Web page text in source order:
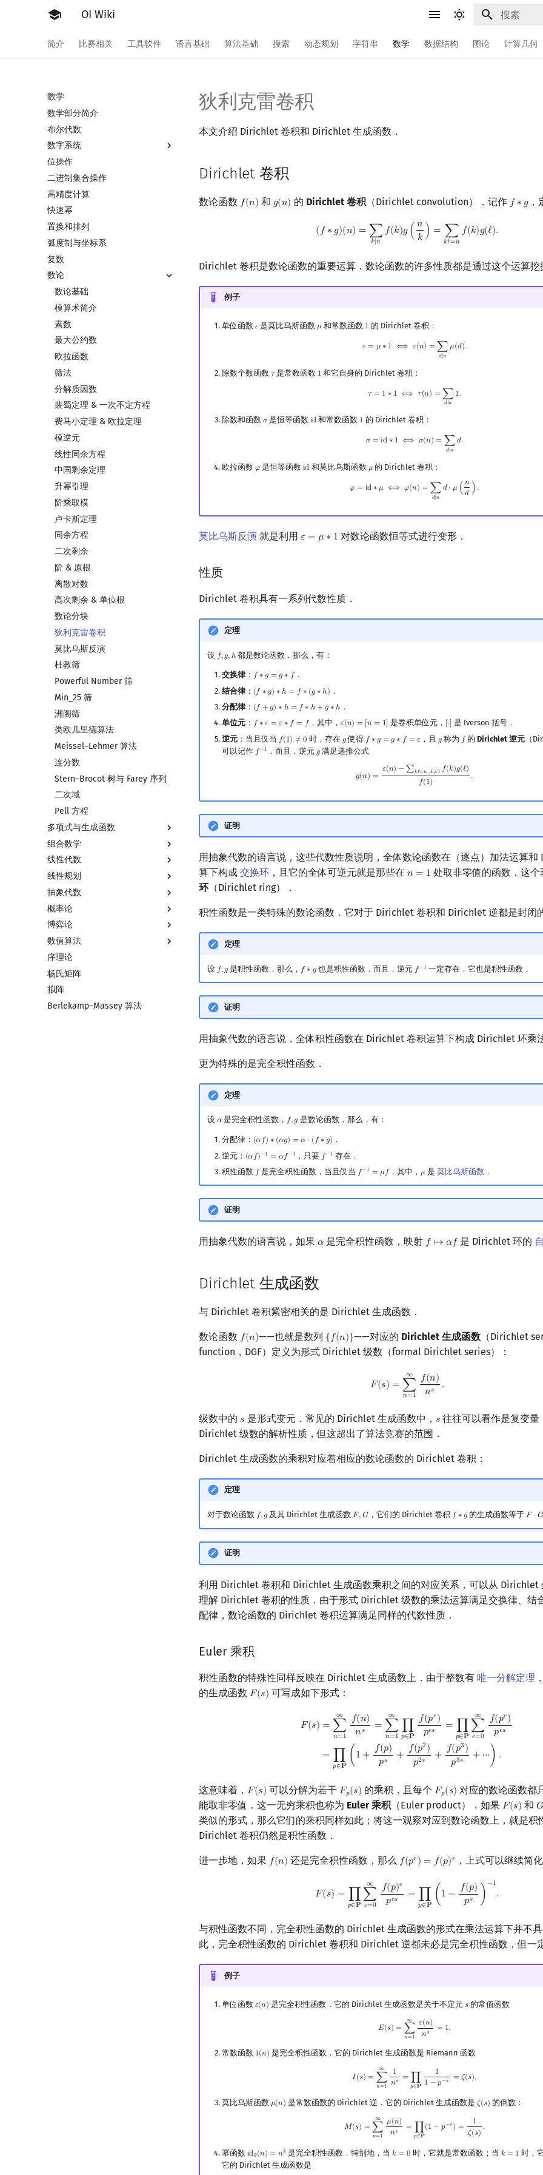
OI Wiki
简介 比赛相关 工具软件 语言基础 算法基础 搜索 动态规划 字符串 数学 数据结构 图论 计算几何
数学
数学部分简介
布尔代数
数字系统
数字系统简介
进位制
平衡三进制
格雷码
位操作
二进制集合操作
高精度计算
快速幂
置换和排列
弧度制与坐标系
复数
数论
数论基础
模算术简介
素数
最大公约数
欧拉函数
筛法
分解质因数
裴蜀定理 & 一次不定方程
费马小定理 & 欧拉定理
模逆元
线性同余方程
中国剩余定理
升幂引理
阶乘取模
卢卡斯定理
同余方程
二次剩余
阶 & 原根
离散对数
高次剩余 & 单位根
数论分块
狄利克雷卷积
莫比乌斯反演
杜教筛
Powerful Number 筛
Min_25 筛
洲阁筛
类欧几里德算法
Meissel–Lehmer 算法
连分数
Stern–Brocot 树与 Farey 序列
二次域
Pell 方程
多项式与生成函数
多项式与生成函数简介
代数基本定理
快速傅里叶变换
快速数论变换
快速沃尔什变换
Chirp Z 变换
多项式牛顿迭代
多项式多点求值|快速插值
多项式初等函数
常系数齐次线性递推
多项式平移|连续点值平移
组合数学
排列组合
抽屉原理
容斥原理
斐波那契数列
错位排列
卡特兰数
斯特林数
贝尔数
伯努利数
Entringer Number
线性代数
线性代数简介
向量
内积和外积
矩阵
初等变换
行列式
线性空间
线性基
线性映射
线性规划
线性规划基础
单纯形法
抽象代数
基本概念
群论
环论
域论
Schreier–Sims 算法
概率论
基本概念
条件概率与独立性
随机变量
随机变量的数字特征
概率不等式
博弈论
博弈论简介
公平组合游戏
零和游戏
非公平组合游戏
数值算法
插值
数值积分
高斯消元
牛顿迭代法
序理论
杨氏矩阵
拟阵
Berlekamp–Massey 算法
狄利克雷卷积
本文介绍 Dirichlet 卷积和 Dirichlet 生成函数．
Dirichlet 卷积
数论函数 𝑓(𝑛)
f(n) 和 𝑔(𝑛)
g(n) 的 Dirichlet 卷积（Dirichlet convolution），记作 𝑓 ∗𝑔
f∗g
(𝑓 ∗𝑔)(𝑛) = ∑
𝑘∣𝑛
𝑓(𝑘)𝑔( 𝑛
𝑘 ) = ∑
𝑘ℓ=𝑛
𝑓(𝑘)𝑔(ℓ).
( f∗g)( n)= ∑k∣ nf(k)g (n k) = kℓ =nf( )g(ℓ).
Dirichlet 卷积是数论函数的重要运算．数论函数的许多性质都是通过这个运算挖
例子
单位函数 𝜀
ε是莫比乌斯函数 𝜇
μ 和常数函数 1
1 的 Dirichlet 卷积：
𝜀 = 𝜇∗ 1 ⟺ 𝜀(𝑛) = ∑
𝑑∣𝑛
𝜇(𝑑).
ε =μ∗ ⟺ (n)=∑ d∣ nμ(d).
除数个数函数 𝜏
τ是常数函数 1
1 和它自身的 Dirichlet 卷积：
𝜏 = 1 ∗ 1 ⟺ 𝜏(𝑛) = ∑
𝑑∣𝑛
1.
τ = 1∗ ⟺ (n)=∑ d∣ n1.
除数和函数 𝜎
σ是恒等函数 id
id 和常数函数 1
1 的 Dirichlet 卷积：
𝜎 = id ∗ 1 ⟺ 𝜎(𝑛) = ∑
𝑑∣𝑛
𝑑.
σ =id∗ ⟺ (n)=∑ d∣ nd.
欧拉函数 𝜑
φ是恒等函数 id
id 和莫比乌斯函数 𝜇
μ的 Dirichlet 卷积：
𝜑 = id ∗𝜇 ⟺ 𝜑(𝑛) = ∑
𝑑∣𝑛
𝑑⋅ 𝜇 ( 𝑛
𝑑 ) .
φ= id ∗ μ⟺ φ(n) =∑d∣nd ⋅μ n d) .
莫比乌斯反演 就是利用 𝜀 = 𝜇 ∗ 1
ε =μ ∗1 对数论函数恒等式进行变形．
性质
Dirichlet 卷积具有一系列代数性质．
定理
设 𝑓,𝑔,ℎ
f,g,h 都是数论函数．那么，有：
交换律： 𝑓 ∗𝑔 = 𝑔 ∗ 𝑓
f∗g= g∗f
．
结合律： (𝑓 ∗𝑔) ∗ℎ = 𝑓 ∗ (𝑔 ∗ℎ)
(f∗g)∗h= ∗ (g ∗ h)
．
分配律： (𝑓 +𝑔) ∗ ℎ = 𝑓 ∗ ℎ + 𝑔 ∗ℎ
(f+ g) ∗h= f∗h +g ∗h
．
单位元： 𝑓 ∗𝜀 = 𝜀 ∗𝑓 = 𝑓
f∗ε= ε∗f=f ，其中， 𝜀(𝑛) = [𝑛 = 1]
ε(n)= [n =1] 是卷积单位元， [⋅]
[⋅] 是 Iverson 括号．
逆元：当且仅当 𝑓(1) ≠ 0
f(1)≠ 0 时，存在 𝑔
g使得 𝑓 ∗𝑔 = 𝑔 ∗ 𝑓 = 𝜀
f∗g= g∗f =ε ，且 𝑔
g 称为 𝑓
f 的Dirichlet 逆元 （
可以记作 𝑓−1
f− ．而且，逆元 𝑔
g满足递推公式
𝑔(𝑛) =
𝜀(𝑛) − ∑𝑘ℓ=𝑛, 𝑘≠1 𝑓(𝑘)𝑔(ℓ)
𝑓(1) .
ε(n)− ∑k ℓ= n, k≠ f(k g(ℓ)f(1).
证明
用抽象代数的语言说，这些代数性质说明，全体数论函数在（逐点）加法运算
算下构成 交换环 ，且它的全体可逆元就是那些在 𝑛 = 1
n =1 处取非零值的函数．这个
环 （Dirichlet ring）．
积性函数是一类特殊的数论函数．它对于 Dirichlet 卷积和 Dirichlet 逆都是封闭
定理
设 𝑓,𝑔
f,g 是积性函数，那么， 𝑓 ∗ 𝑔
f∗g 也是积性函数．而且，逆元 𝑓−1
f−1 一定存在，它也是积性函数．
证明
用抽象代数的语言说，全体积性函数在 Dirichlet 卷积运算下构成 Dirichlet 环乘
更为特殊的是完全积性函数．
定理
设 𝛼
α是完全积性函数， 𝑓,𝑔
f,g 是数论函数．那么，有：
分配律： (𝛼𝑓) ∗ (𝛼𝑔) = 𝛼 ⋅ (𝑓 ∗𝑔)
(αf)∗( αg)=α⋅( f∗ g )
．
逆元： (𝛼𝑓)−1 = 𝛼𝑓−1
(αf)−1= αf− 1 ，只要 𝑓−1
f−1 存在．
积性函数 𝑓
f 是完全积性函数，当且仅当 𝑓−1 = 𝜇𝑓
f− = μf ，其中， 𝜇
μ是 莫比乌斯函数 ．
证明
用抽象代数的语言说，如果 𝛼
α 是完全积性函数，映射 𝑓 ↦ 𝛼𝑓
f↦αf 是 Dirichlet 环的
Dirichlet 生成函数
与 Dirichlet 卷积紧密相关的是 Dirichlet 生成函数．
数论函数 𝑓(𝑛)
f(n) ——也就是数列 {𝑓(𝑛)}
{f(n)} ——对应的 Dirichlet 生成函数（Dirichlet
function，DGF）定义为形式 Dirichlet 级数（formal Dirichlet series）：
𝐹(𝑠) =
∞
∑
𝑛=1
𝑓(𝑛)
𝑛𝑠 .
s = =1∞ (n)ns
级数中的 𝑠
s 是形式变元．常见的 Dirichlet 生成函数中， 𝑠
s 往往可以看作是复变量
Dirichlet 级数的解析性质，但这超出了算法竞赛的范围．
Dirichlet 生成函数的乘积对应着相应的数论函数的 Dirichlet 卷积：
定理
对于数论函数 𝑓,𝑔
f,g 及其 Dirichlet 生成函数𝐹,𝐺
F,G ，它们的 Dirichlet 卷积 𝑓 ∗𝑔
f∗g 的生成函数等于𝐹 ⋅𝐺
F⋅G
证明
利用 Dirichlet 卷积和 Dirichlet 生成函数乘积之间的对应关系，可以从 Dirichlet
理解 Dirichlet 卷积的性质．由于形式 Dirichlet 级数的乘法运算满足交换律、结
配律，数论函数的 Dirichlet 卷积运算满足同样的代数性质．
Euler 乘积
积性函数的特殊性同样反映在 Dirichlet 生成函数上．由于整数有 唯一分解定理
的生成函数 𝐹(𝑠)
F(s) 可写成如下形式：
𝐹(𝑠) =
∞
∑
𝑛=1
𝑓(𝑛)
𝑛𝑠 =
∞
∑
𝑛=1
∏
𝑝∈𝐏
𝑓(𝑝𝑒)
𝑝𝑒𝑠 = ∏
𝑝∈𝐏
∞
∑
𝑒=0
𝑓(𝑝𝑒)
𝑝𝑒𝑠
= ∏
𝑝∈𝐏
( 1 + 𝑓(𝑝)
𝑝𝑠 + 𝑓(𝑝2)
𝑝2𝑠 + 𝑓(𝑝3)
𝑝3𝑠 + ⋯ ) .
p ∈ (pe pes= ∈P∑ e=0 ∞f(pe s=∏p∈ (1+f(p
这意味着， 𝐹(𝑠)
F(s) 可以分解为若干 𝐹𝑝(𝑠)
Fp(s) 的乘积，且每个𝐹𝑝(𝑠)
Fp(s) 对应的数论函数都
能取非零值．这一无穷乘积也称为 Euler 乘积 （Euler product）．如果 𝐹(𝑠)
F(s) 和 𝐺
G
类似的形式，那么它们的乘积同样如此；将这一观察对应到数论函数上，就是积
Dirichlet 卷积仍然是积性函数．
进一步地，如果 𝑓(𝑛)
f(n) 还是完全积性函数，那么 𝑓(𝑝𝑒) = 𝑓(𝑝)𝑒
f(pe)=f(p)e ，上式可以继续简化
𝐹(𝑠) = ∏
𝑝∈𝐏
∞
∑
𝑒=0
𝑓(𝑝)𝑒
𝑝𝑒𝑠 = ∏
𝑝∈𝐏
( 1 − 𝑓(𝑝)
𝑝𝑠 )
−1
.
∈P∑ e=0 ∞f(p)e s=∏ p∈ −f(p) p s)−
与积性函数不同，完全积性函数的 Dirichlet 生成函数的形式在乘法运算下并不
此，完全积性函数的 Dirichlet 卷积和 Dirichlet 逆都未必是完全积性函数，但一
例子
单位函数 𝜀(𝑛)
ε(n) 是完全积性函数．它的 Dirichlet 生成函数是关于不定元𝑠
s 的常值函数
𝐸(𝑠) =
∞
∑
𝑛=1
𝜀(𝑛)
𝑛𝑠 = 1.
(s ) n=1∞ ε(n)n
常数函数 1(𝑛)
1(n) 是完全积性函数．它的 Dirichlet 生成函数是 Riemann 函数
𝐼(𝑠) =
∞
∑
𝑛=1
1
𝑛𝑠 = ∏
𝑝∈𝐏
1
1 −𝑝−𝑠 = 𝜁(𝑠).
I s n=1 ∞1 ∏p 1− )
莫比乌斯函数 𝜇(𝑛)
μ(n) 是常数函数的 Dirichlet 逆．它的 Dirichlet 生成函数是 𝜁(𝑠)
ζ(s) 的倒数：
𝑀(𝑠) =
∞
∑
𝑛=1
𝜇(𝑛)
𝑛𝑠 = ∏
𝑝∈𝐏
(1 − 𝑝−𝑠) =
1
𝜁(𝑠) .
M s n=1∞μ(n =∏p ∈ − s
幂函数 id𝑘(𝑛) = 𝑛𝑘
idk(n) =n k 是完全积性函数．特别地，当 𝑘 = 0
k =0 时，它就是常数函数；当 𝑘 = 1
k=1
时，
它的 Dirichlet 生成函数是